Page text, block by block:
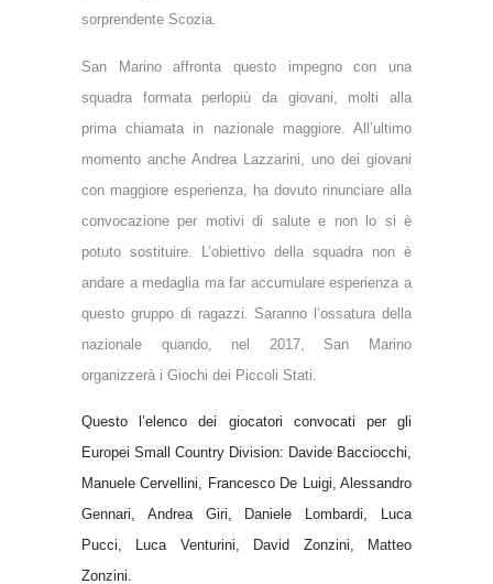
sorprendente Scozia.
San Marino affronta questo impegno con una
squadra formata perlopiù da giovani, molti alla
prima chiamata in nazionale maggiore. All’ultimo
momento anche Andrea Lazzarini, uno dei giovani
con maggiore esperienza, ha dovuto rinunciare alla
convocazione per motivi di salute e non lo si è
potuto sostituire. L’obiettivo della squadra non è
andare a medaglia ma far accumulare esperienza a
questo gruppo di ragazzi. Saranno l’ossatura della
nazionale quando, nel 2017, San Marino
organizzerà i Giochi dei Piccoli Stati.
Questo l’elenco dei giocatori convocati per gli
Europei Small Country Division: Davide Bacciocchi,
Manuele Cervellini, Francesco De Luigi, Alessandro
Gennari, Andrea Giri, Daniele Lombardi, Luca
Pucci, Luca Venturini, David Zonzini, Matteo
Zonzini.